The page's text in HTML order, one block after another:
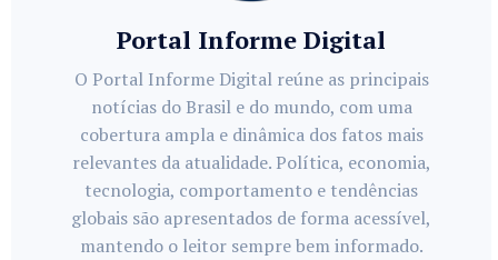
Portal Informe Digital
O Portal Informe Digital reúne as principais
notícias do Brasil e do mundo, com uma
cobertura ampla e dinâmica dos fatos mais
relevantes da atualidade. Política, economia,
tecnologia, comportamento e tendências
globais são apresentados de forma acessível,
mantendo o leitor sempre bem informado.